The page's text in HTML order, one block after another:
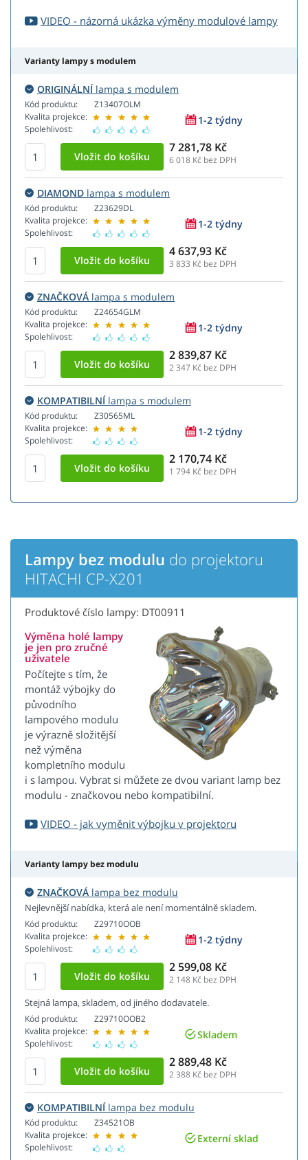
VIDEO - názorná ukázka výměny modulové lampy
Varianty lampy s modulem
ORIGINÁLNÍlampa s modulem
Kód produktu:
Kvalita projekce:
Spolehlivost:
Z13407OLM
1-2 týdny
7 281,78 Kč
6 018 Kč bez DPH
DIAMOND lampa s modulem
Kód produktu:
Kvalita projekce:
Spolehlivost:
Z23629DL
1-2 týdny
4 637,93 Kč
3 833 Kč bez DPH
ZNAČKOVÁ lampa s modulem
Kód produktu:
Kvalita projekce:
Spolehlivost:
Z24654GLM
1-2 týdny
2 839,87 Kč
2 347 Kč bez DPH
KOMPATIBILNÍlampa s modulem
Kód produktu:
Kvalita projekce:
Spolehlivost:
Z30565ML
1-2 týdny
2 170,74 Kč
1 794 Kč bez DPH
Lampy bez modulu do projektoru
HITACHI CP-X201
Produktové číslo lampy: DT00911
Výměna holé lampy
je jen pro zručné
uživatele
Počítejte s tím, že
montáž výbojky do
původního
lampového modulu
je výrazně složitější
než výměna
kompletního modulu
i s lampou. Vybrat si můžete ze dvou variant lamp bez
modulu - značkovou nebo kompatibilní.
VIDEO - jak vyměnit výbojku v projektoru
Varianty lampy bez modulu
ZNAČKOVÁ lampa bez modulu
Nejlevnější nabídka, která ale není momentálně skladem.
Kód produktu:
Kvalita projekce:
Spolehlivost:
Z29710OOB
1-2 týdny
2 599,08 Kč
2 148 Kč bez DPH
Stejná lampa, skladem, od jiného dodavatele.
Kód produktu:
Kvalita projekce:
Spolehlivost:
Z29710OOB2
Skladem
2 889,48 Kč
2 388 Kč bez DPH
KOMPATIBILNÍlampa bez modulu
Kód produktu:
Kvalita projekce:
Spolehlivost:
Z34521OB
Externí sklad